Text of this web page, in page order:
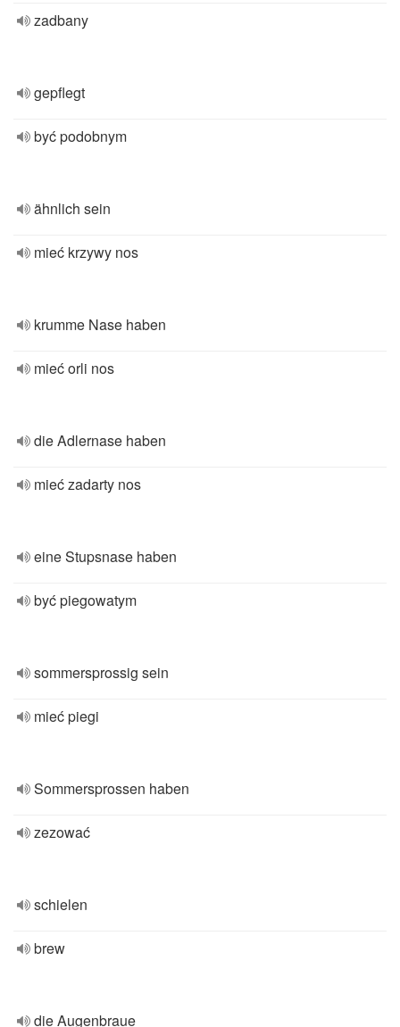
zadbany
gepflegt
być podobnym
ähnlich sein
mieć krzywy nos
krumme Nase haben
mieć orli nos
die Adlernase haben
mieć zadarty nos
eine Stupsnase haben
być piegowatym
sommersprossig sein
mieć piegi
Sommersprossen haben
zezować
schielen
brew
die Augenbraue